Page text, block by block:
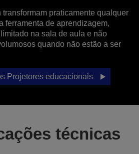
praticamente qualquer
ferramenta de aprendizagem,
na sala de aula e não
quando não estão a ser
Projetores educacionais
técnicas